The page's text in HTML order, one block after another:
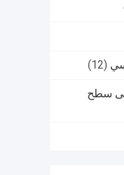
(12)
سطح